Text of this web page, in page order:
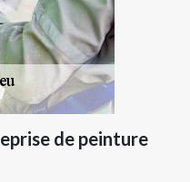
de peinture